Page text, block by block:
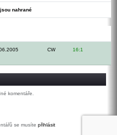
nahrané
CW 16:1
komentáře.
se musíte přihlásit